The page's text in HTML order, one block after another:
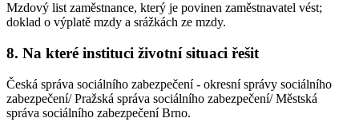
Mzdový list zaměstnance, který je povinen zaměstnavatel vést;
doklad o výplatě mzdy a srážkách ze mzdy.
8. Na které instituci životní situaci řešit
Česká správa sociálního zabezpečení - okresní správy sociálního
zabezpečení/ Pražská správa sociálního zabezpečení/ Městská
správa sociálního zabezpečení Brno.